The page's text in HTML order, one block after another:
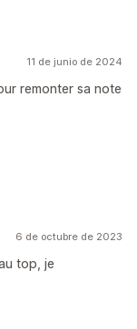
11 de junio de 2024
remonter sa note
6 de octubre de 2023
top, je